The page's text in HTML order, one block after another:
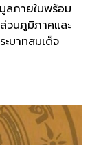
ลภายในพร้อม
วนภูมิภาคและ
บาทสมเด็จ